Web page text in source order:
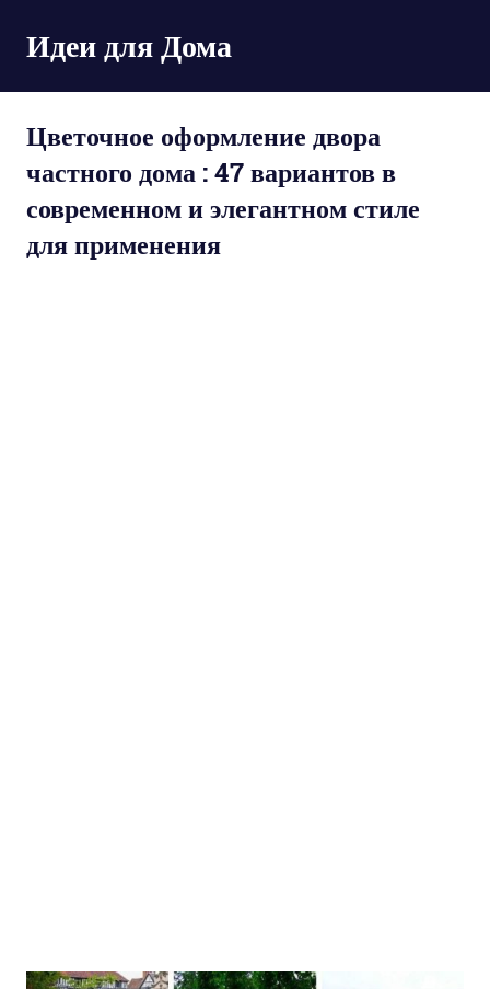
перейти
к
содержимому
Идеи для Дома
Цветочное оформление двора
частного дома : 47 вариантов в
современном и элегантном стиле
для применения